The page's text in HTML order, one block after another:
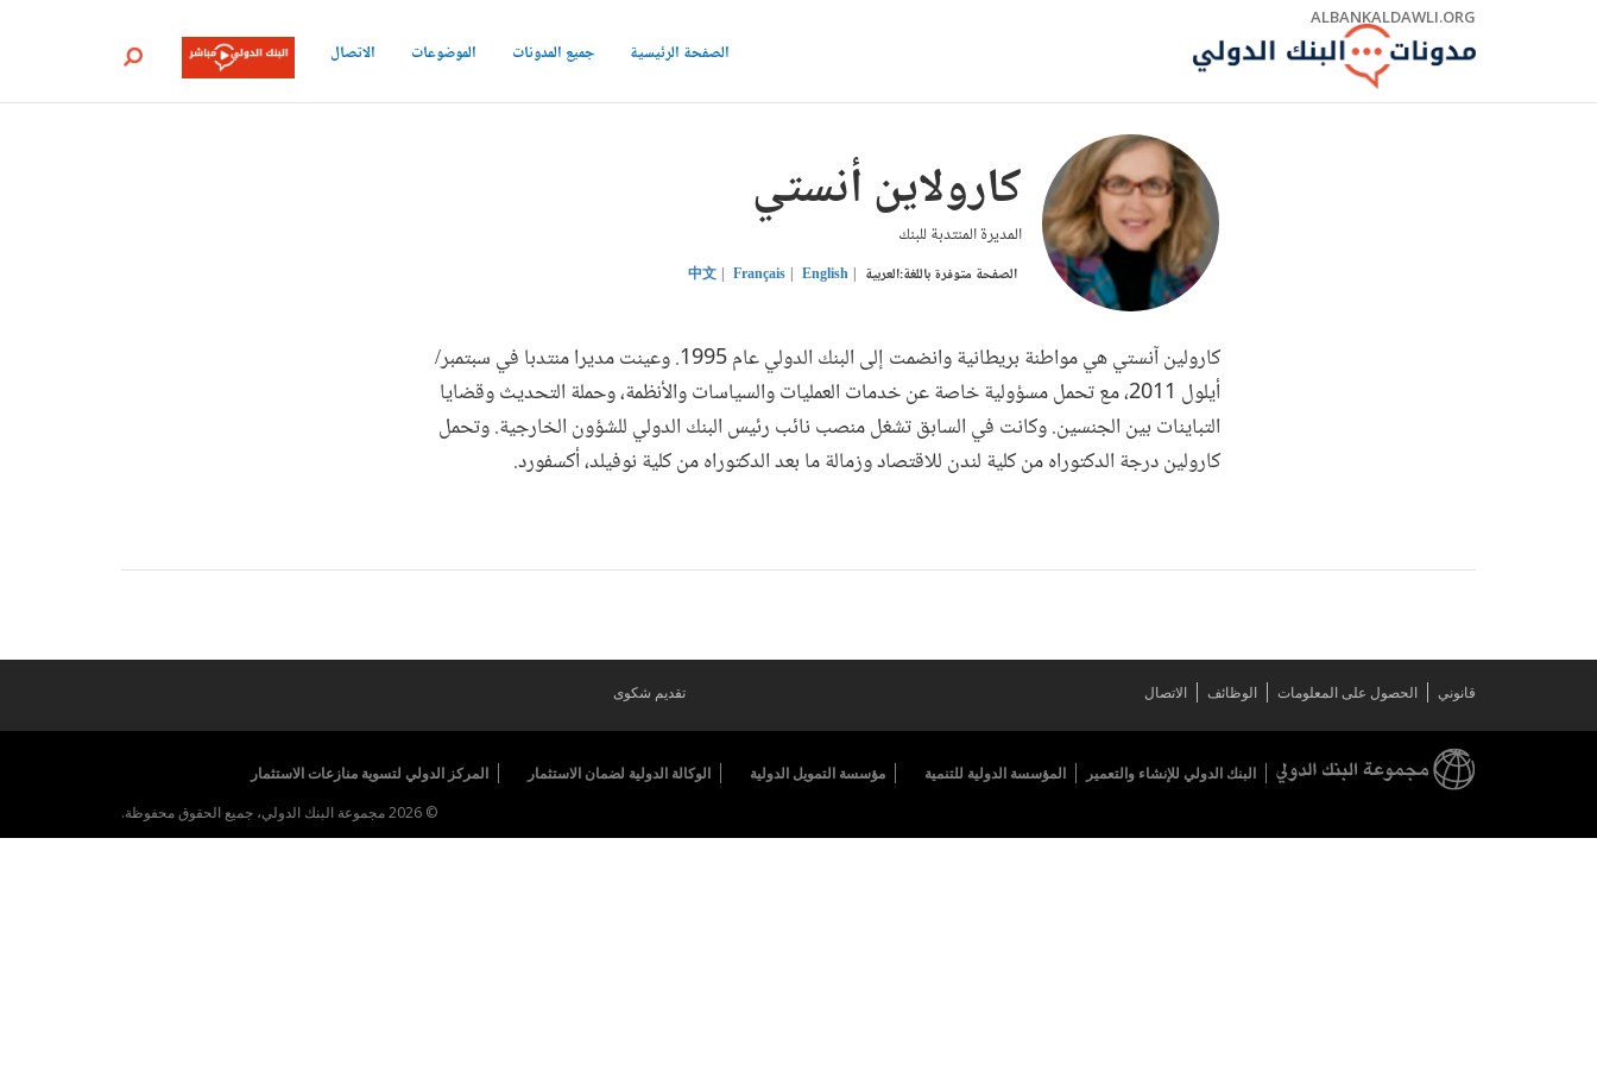
ALBANKALDAWLI.ORG
الصفحة الرئيسية جميع المدونات الموضوعات الاتصال بحث
كارولاين أنستي
المديرة المنتدبة للبنك
الصفحة متوفرة باللغة:العربية English
Français
中文
كارولين آنستي هي مواطنة بريطانية وانضمت إلى البنك الدولي عام 1995. وعينت مديرا منتدبا في سبتمبر/
أيلول 2011، مع تحمل مسؤولية خاصة عن خدمات العمليات والسياسات والأنظمة، وحملة التحديث وقضايا
التباينات بين الجنسين. وكانت في السابق تشغل منصب نائب رئيس البنك الدولي للشؤون الخارجية. وتحمل
كارولين درجة الدكتوراه من كلية لندن للاقتصاد وزمالة ما بعد الدكتوراه من كلية نوفيلد، أكسفورد.
قانوني الحصول على المعلومات الوظائف الاتصال تقديم شكوى
البنك الدولي للإنشاء والتعمير المؤسسة الدولية للتنمية مؤسسة التمويل الدولية الوكالة الدولية لضمان الاستثمار
المركز الدولي لتسوية منازعات الاستثمار
© 2026 مجموعة البنك الدولي، جميع الحقوق محفوظة.